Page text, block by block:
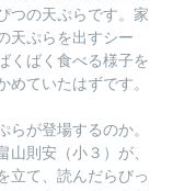
つの天ぷらです。家
天ぷらを出すシー
くばく食べる様子を
ていたはずです。
が登場するのか。
山則安（小３）が、
立て、読んだらびっ